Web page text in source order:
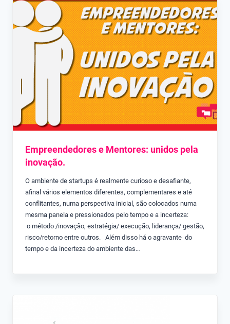
Empreendedores e Mentores: unidos pela
inovação.
O ambiente de startups é realmente curioso e desafiante,
afinal vários elementos diferentes, complementares e até
conflitantes, numa perspectiva inicial, são colocados numa
mesma panela e pressionados pelo tempo e a incerteza:
o método /inovação, estratégia/ execução, liderança/ gestão,
risco/retorno entre outros. Além disso há o agravante do
tempo e da incerteza do ambiente das…